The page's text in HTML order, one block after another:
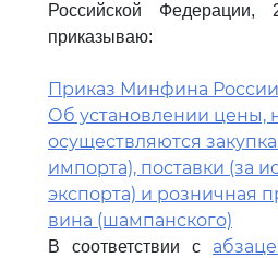
Российской
приказываю:
Приказ Минфина России
Об установлении цены,
осуществляются
импорта), поставки (за
экспорта) и розничная
вина (шампанского)
В соответствии с